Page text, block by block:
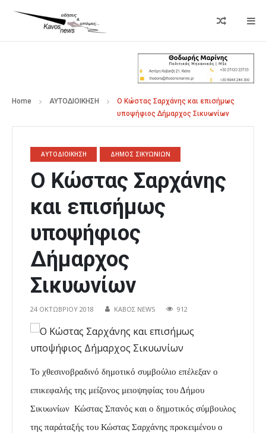
Home ΑΥΤΟΔΙΟΙΚΗΣΗ
O Κώστας Σαρχάνης και επισήμως
υποψήφιος Δήμαρχος Σικυωνίων
ΑΥΤΟΔΙΟΙΚΗΣΗ ΔΗΜΟΣ ΣΙΚΥΩΝΙΩΝ
O Κώστας Σαρχάνης
και επισήμως
υποψήφιος
Δήμαρχος
Σικυωνίων
24 ΟΚΤΩΒΡΊΟΥ 2018 ΚΑΒΟΣ NEWS 912
Το χθεσινοβραδινό δημοτικό συμβούλιο επέλεξαν ο
επικεφαλής της μείζονος μειοψηφίας του Δήμου
Σικυωνίων Κώστας Σπανός και ο δημοτικός σύμβουλος
της παράταξής του Κώστας Σαρχάνης προκειμένου ο